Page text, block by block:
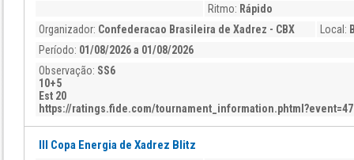
Ritmo: Rápido
Organizador: Confederacao Brasileira de Xadrez - CBX Local:
Período: 01/08/2026 a 01/08/2026
Observação: SS6
10+5
Est 20
https://ratings.fide.com/
III Copa Energia de Xadrez Blitz